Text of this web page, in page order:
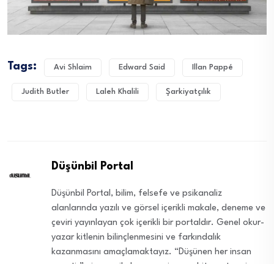
Tags: Avi Shlaim Edward Said Illan Pappé
Judith Butler Laleh Khalili Şarkiyatçılık
Düşünbil Portal
Düşünbil Portal, bilim, felsefe ve psikanaliz
alanlarında yazılı ve görsel içerikli makale, deneme ve
çeviri yayınlayan çok içerikli bir portaldır. Genel okur-
yazar kitlenin bilinçlenmesini ve farkındalık
kazanmasını amaçlamaktayız. “Düşünen her insan